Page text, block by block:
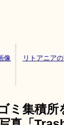
像
リトアニア
ミ集積所